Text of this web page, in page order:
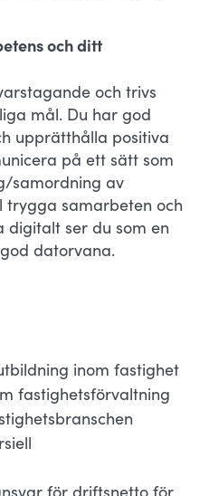
och ditt
och trivs
mål. Du har god
upprätthålla positiva
på ett sätt som
samordning av
trygga samarbeten och
digitalt ser du som en
datorvana.
inom fastighet
fastighetsförvaltning
för driftsnetto för